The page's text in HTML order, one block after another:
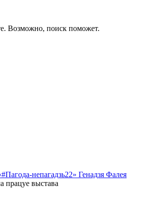
Возможно, поиск поможет.
непагадзь22» Генадзя Фалея
працуе выстава